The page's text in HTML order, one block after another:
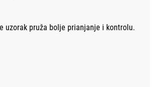
uzorak pruža bolje prianjanje i kontrolu.